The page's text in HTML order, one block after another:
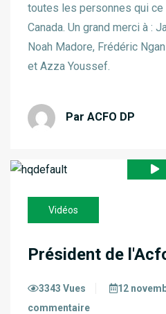
toutes les personnes qui
Canada. Un grand merci à :
Noah Madore, Frédéric
et Azza Youssef.
Par ACFO DP
Vidéos
Président de
3343 Vues 12
commentaire